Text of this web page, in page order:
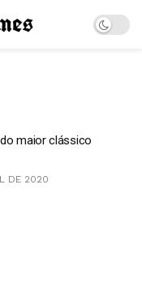
maior clássico
DE 2020